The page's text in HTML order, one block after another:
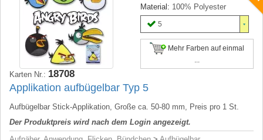
Material: 100% Polyester
5
Mehr Farben auf einmal
Karten Nr.: 18708
Applikation aufbügelbar Typ 5
Aufbügelbar Stick-Applikation, Große ca. 50-80 mm, Preis pro 1 St.
Der Produktpreis wird nach dem Login angezeigt.